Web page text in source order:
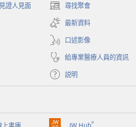
證人見面 尋找聚會
（開
啟
新
視
窗）
最新資料
口述影像
給專業醫療人員的資訊
説明
®